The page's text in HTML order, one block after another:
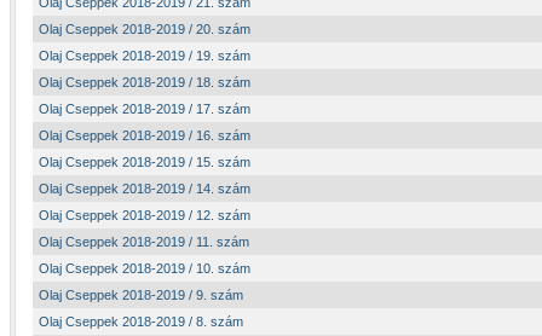
Olaj Cseppek 2018-2019 / 20. szám
Olaj Cseppek 2018-2019 / 19. szám
Olaj Cseppek 2018-2019 / 18. szám
Olaj Cseppek 2018-2019 / 17. szám
Olaj Cseppek 2018-2019 / 16. szám
Olaj Cseppek 2018-2019 / 15. szám
Olaj Cseppek 2018-2019 / 14. szám
Olaj Cseppek 2018-2019 / 12. szám
Olaj Cseppek 2018-2019 / 11. szám
Olaj Cseppek 2018-2019 / 10. szám
Olaj Cseppek 2018-2019 / 9. szám
Olaj Cseppek 2018-2019 / 8. szám